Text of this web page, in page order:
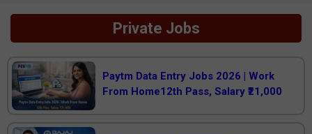
Private Jobs
Paytm Data Entry Jobs 2026 | Work
From Home12th Pass, Salary ₹21,000